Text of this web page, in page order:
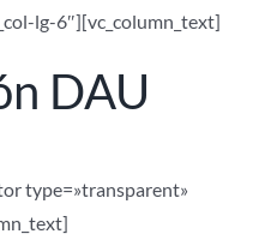
lg-6″][vc_column_text]
DAU
type=»transparent»